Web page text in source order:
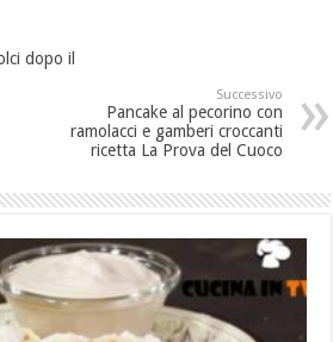
dopo il
Successivo
Pancake al pecorino con
ramolacci e gamberi croccanti
ricetta La Prova del Cuoco